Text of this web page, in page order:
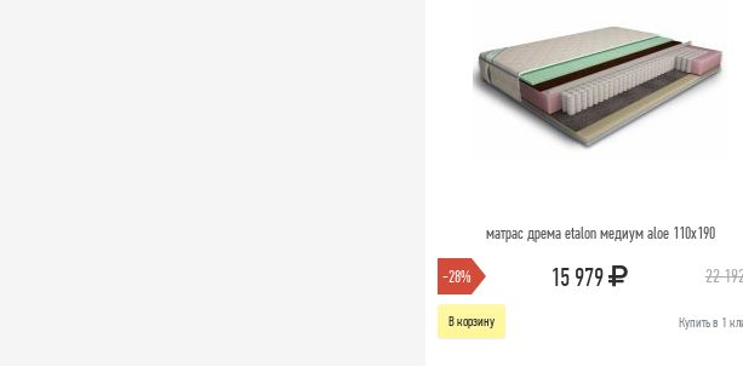
матрас дрема etalon медиум aloe 110х190
-28% 15 979 22
В корзину Купить в 1